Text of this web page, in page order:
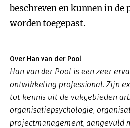
beschreven en kunnen in de
worden toegepast.
Over Han van der Pool
Han van der Pool is een zeer
ontwikkeling professional. Zijn
tot kennis uit de vakgebieden
organisatiepsychologie,
projectmanagement, aangevuld